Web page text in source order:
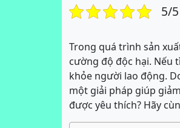
5/
Trong quá trình sản
cường độ độc hại. Nếu
khỏe người lao động.
một giải pháp giúp
được yêu thích? Hãy